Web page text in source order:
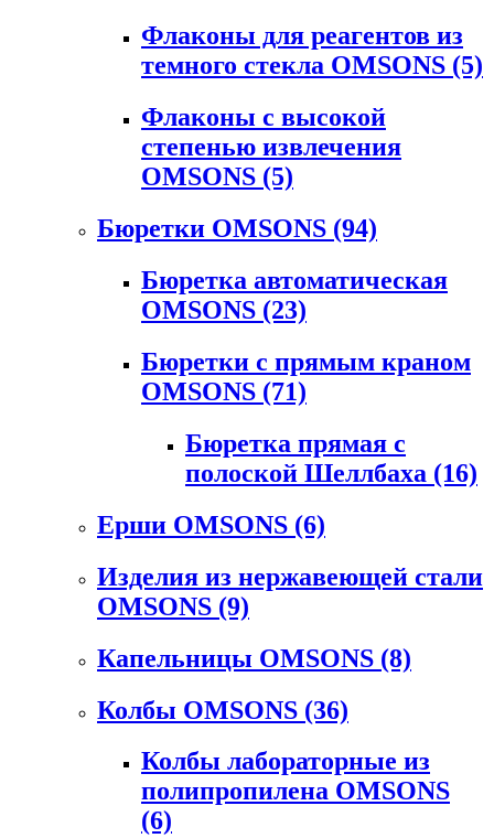
Флаконы для реагентов из
темного стекла OMSONS (5)
Флаконы с высокой
степенью извлечения
OMSONS (5)
Бюретки OMSONS (94)
Бюретка автоматическая
OMSONS (23)
Бюретки с прямым краном
OMSONS (71)
Бюретка прямая с
полоской Шеллбаха (16)
Ерши OMSONS (6)
Изделия из нержавеющей стали
OMSONS (9)
Капельницы OMSONS (8)
Колбы OMSONS (36)
Колбы лабораторные из
полипропилена OMSONS
(6)